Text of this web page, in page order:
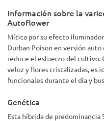
Información sobre la
Autoflower
Mítica por su efecto iluminador
Durban Poison en versión
reduce el esfuerzo del cultivo.
veloz y flores cristalizadas, es
funcionales durante el día y
Genética
Esta híbrida de predominancia